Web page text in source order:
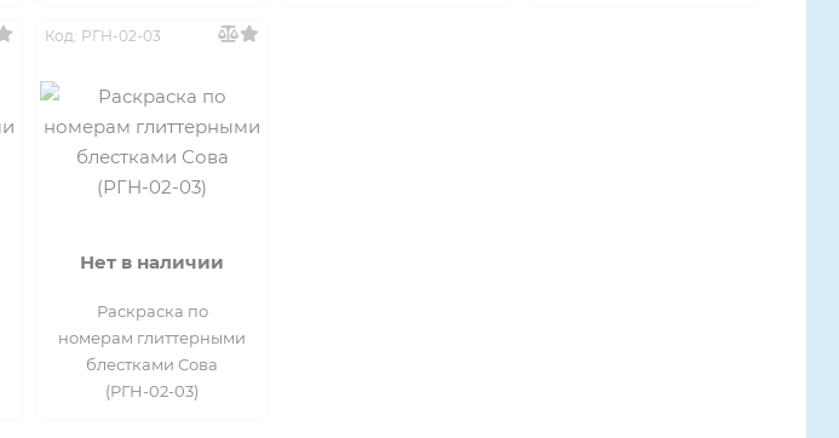
Код: РГН-02-03
Нет в наличии
Раскраска по
номерам глиттерными
блестками Сова
(РГН-02-03)